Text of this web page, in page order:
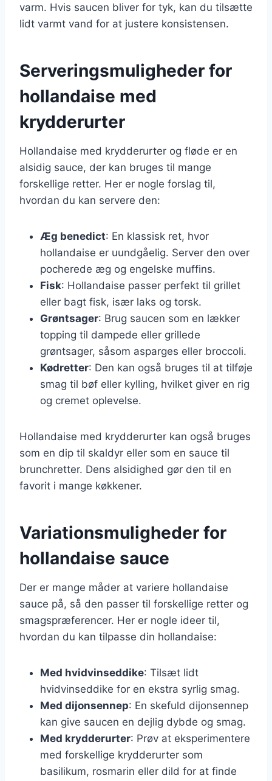
varm. Hvis saucen bliver for tyk, kan du tilsætte
lidt varmt vand for at justere konsistensen.
Serveringsmuligheder for
hollandaise med
krydderurter
Hollandaise med krydderurter og fløde er en
alsidig sauce, der kan bruges til mange
forskellige retter. Her er nogle forslag til,
hvordan du kan servere den:
Æg benedict: En klassisk ret, hvor
hollandaise er uundgåelig. Server den over
pocherede æg og engelske muffins.
Fisk: Hollandaise passer perfekt til grillet
eller bagt fisk, især laks og torsk.
Grøntsager: Brug saucen som en lækker
topping til dampede eller grillede
grøntsager, såsom asparges eller broccoli.
Kødretter: Den kan også bruges til at tilføje
smag til bøf eller kylling, hvilket giver en rig
og cremet oplevelse.
Hollandaise med krydderurter kan også bruges
som en dip til skaldyr eller som en sauce til
brunchretter. Dens alsidighed gør den til en
favorit i mange køkkener.
Variationsmuligheder for
hollandaise sauce
Der er mange måder at variere hollandaise
sauce på, så den passer til forskellige retter og
smagspræferencer. Her er nogle ideer til,
hvordan du kan tilpasse din hollandaise:
Med hvidvinseddike: Tilsæt lidt
hvidvinseddike for en ekstra syrlig smag.
Med dijonsennep: En skefuld dijonsennep
kan give saucen en dejlig dybde og smag.
Med krydderurter: Prøv at eksperimentere
med forskellige krydderurter som
basilikum, rosmarin eller dild for at finde